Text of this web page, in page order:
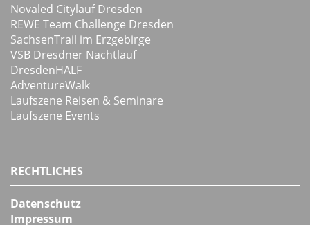
Novaled Citylauf Dresden
REWE Team Challenge Dresden
SachsenTrail im Erzgebirge
VSB Dresdner Nachtlauf
DresdenHALF
AdventureWalk
Laufszene Reisen & Seminare
Laufszene Events
RECHTLICHES
Datenschutz
Impressum